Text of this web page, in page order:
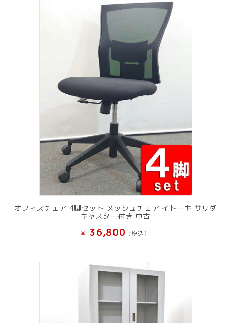
オフィスチェア 4脚セット メッシュチェア イトーキ サリダ
キャスター付き 中古
¥ 36,800 (税込）